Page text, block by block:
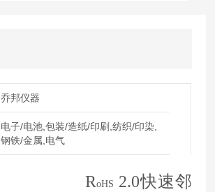
乔邦仪器
电子/电池,包装/造纸/印刷,纺织/印染,
钢铁/金属,电气
RoHS 2.0快速邻